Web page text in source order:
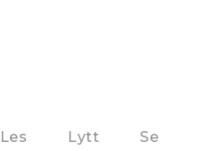
Les Lytt Se